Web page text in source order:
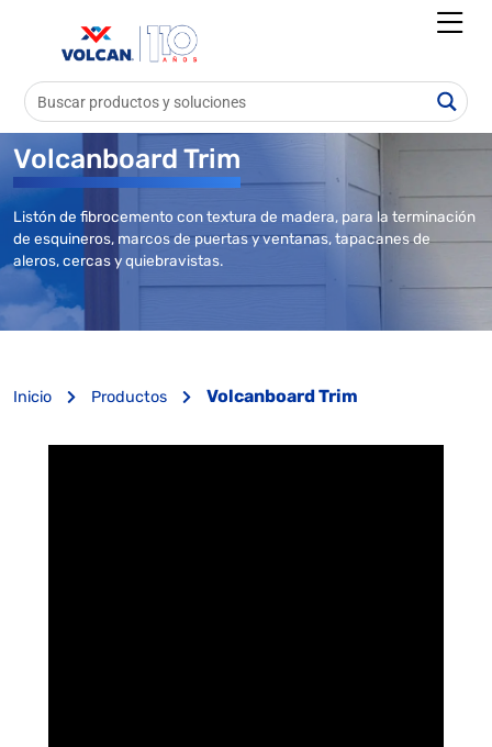
Volcanboard Trim
Listón de fibrocemento con textura de madera, para la terminación
de esquineros, marcos de puertas y ventanas, tapacanes de
aleros, cercas y quiebravistas.
Inicio Productos Volcanboard Trim